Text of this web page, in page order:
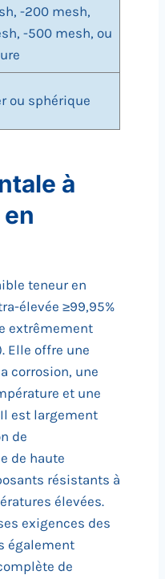
-200 mesh,
-500 mesh, ou
ou sphérique
à
teneur en
élevée ≥99,95%
extrêmement
Elle offre une
corrosion, une
et une
est largement
de
de haute
résistants à
élevées.
exigences des
également
de